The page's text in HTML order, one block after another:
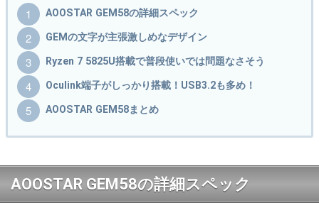
AOOSTAR GEM58の詳細スペック
GEMの文字が主張激しめなデザイン
Ryzen 7 5825U搭載で普段使いでは問題なさそう
Oculink端子がしっかり搭載！USB3.2も多め！
AOOSTAR GEM58まとめ
AOOSTAR GEM58の詳細スペック